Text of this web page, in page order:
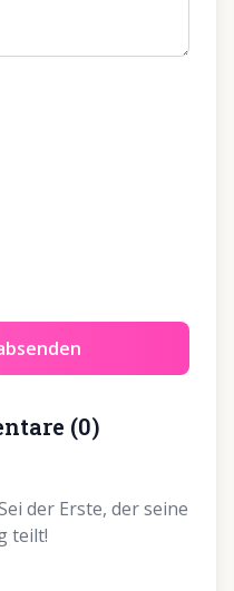
(0)
der Erste, der seine
teilt!